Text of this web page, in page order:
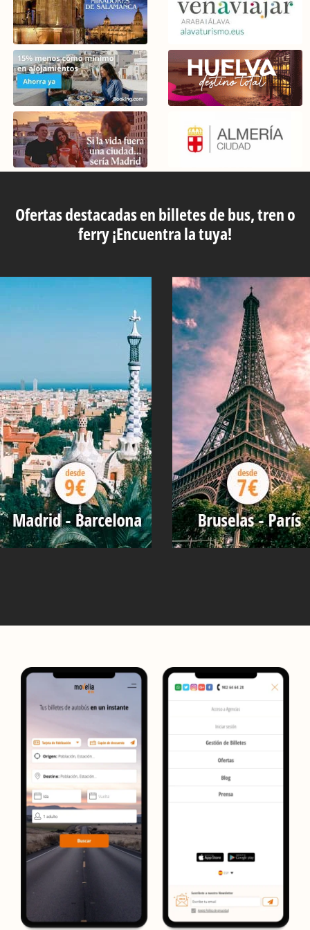
Ofertas destacadas en billetes de bus, tren o
ferry ¡Encuentra la tuya!